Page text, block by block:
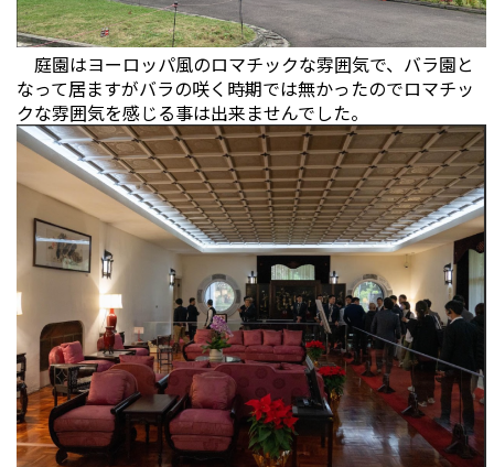
庭園はヨーロッパ風のロマチックな雰囲気で、バラ園と
なって居ますがバラの咲く時期では無かったのでロマチッ
クな雰囲気を感じる事は出来ませんでした。